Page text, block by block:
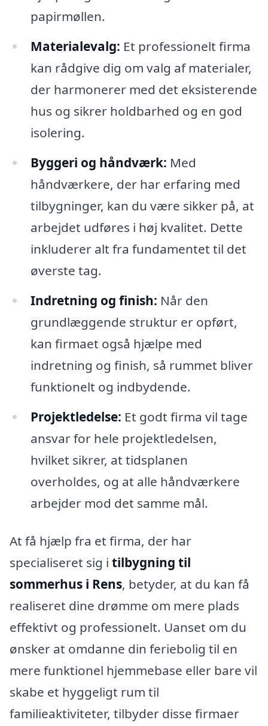
papirmøllen.
Materialevalg: Et professionelt firma
kan rådgive dig om valg af materialer,
der harmonerer med det eksisterende
hus og sikrer holdbarhed og en god
isolering.
Byggeri og håndværk: Med
håndværkere, der har erfaring med
tilbygninger, kan du være sikker på, at
arbejdet udføres i høj kvalitet. Dette
inkluderer alt fra fundamentet til det
øverste tag.
Indretning og finish: Når den
grundlæggende struktur er opført,
kan firmaet også hjælpe med
indretning og finish, så rummet bliver
funktionelt og indbydende.
Projektledelse: Et godt firma vil tage
ansvar for hele projektledelsen,
hvilket sikrer, at tidsplanen
overholdes, og at alle håndværkere
arbejder mod det samme mål.
At få hjælp fra et firma, der har
specialiseret sig i tilbygning til
sommerhus i Rens, betyder, at du kan få
realiseret dine drømme om mere plads
effektivt og professionelt. Uanset om du
ønsker at omdanne din feriebolig til en
mere funktionel hjemmebase eller bare vil
skabe et hyggeligt rum til
familieaktiviteter, tilbyder disse firmaer